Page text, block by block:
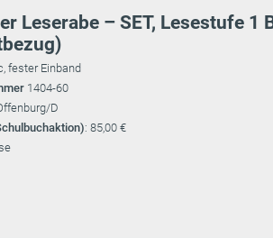
Leserabe – SET, Lesestufe 1
fester Einband
1404-60
D
: 85,00 €